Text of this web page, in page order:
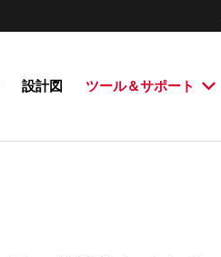
設計図 ツール＆サポート